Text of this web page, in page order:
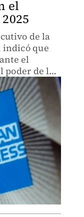
el
de la
indicó que
el
de la
de la